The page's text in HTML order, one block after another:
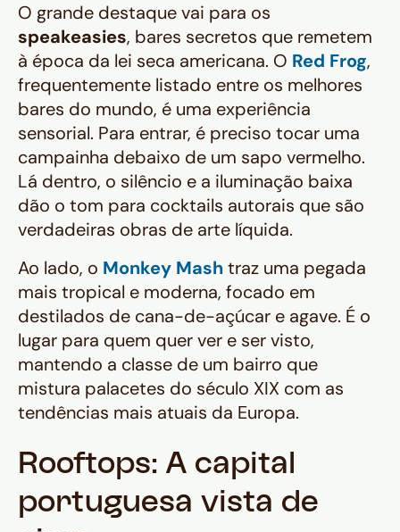
O grande destaque vai para os
speakeasies, bares secretos que remetem
à época da lei seca americana. O Red Frog,
frequentemente listado entre os melhores
bares do mundo, é uma experiência
sensorial. Para entrar, é preciso tocar uma
campainha debaixo de um sapo vermelho.
Lá dentro, o silêncio e a iluminação baixa
dão o tom para cocktails autorais que são
verdadeiras obras de arte líquida.
Ao lado, o Monkey Mashtraz uma pegada
mais tropical e moderna, focado em
destilados de cana-de-açúcar e agave. É o
lugar para quem quer ver e ser visto,
mantendo a classe de um bairro que
mistura palacetes do século XIX com as
tendências mais atuais da Europa.
Rooftops: A capital
portuguesa vista de